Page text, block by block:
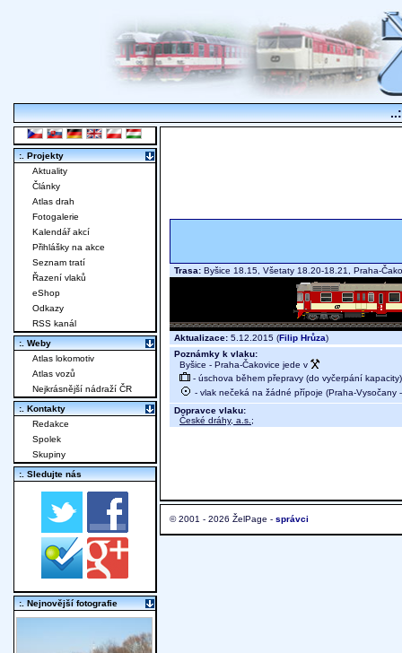
Trasa: Byšice 18.15, Všetaty 18.20-18.21, Praha-
Aktualizace: 5.12.2015 (Filip Hrůza)
Poznámky k vlaku:
Byšice - Praha-Čakovice jede v
- úschova během přepravy (do vyčerpání kapacity)
- vlak nečeká na žádné přípoje (Praha-Vysočany
Dopravce vlaku:
České dráhy, a.s. ;
© 2001 - 2026 ŽelPage - správci
:. Projekty
Aktuality
Články
Atlas drah
Fotogalerie
Kalendář akcí
Přihlášky na akce
Seznam tratí
Řazení vlaků
eShop
Odkazy
RSS kanál
:. Weby
Atlas lokomotiv
Atlas vozů
Nejkrásnější nádraží ČR
:. Kontakty
Redakce
Spolek
Skupiny
:. Sledujte nás
:. Nejnovější fotografie